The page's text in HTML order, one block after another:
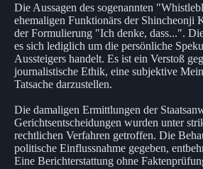
Die Aussagen des sogenannten
ehemaligen Funktionärs der Shincheonji
der Formulierung "Ich denke, dass...".
es sich lediglich um die persönliche
Aussteigers handelt. Es ist ein Verstoß
journalistische Ethik, eine subjektive
Tatsache darzustellen.
Die damaligen Ermittlungen der
Gerichtsentscheidungen wurden unter
rechtlichen Verfahren getroffen. Die
politische Einflussnahme gegeben,
Eine Berichterstattung ohne